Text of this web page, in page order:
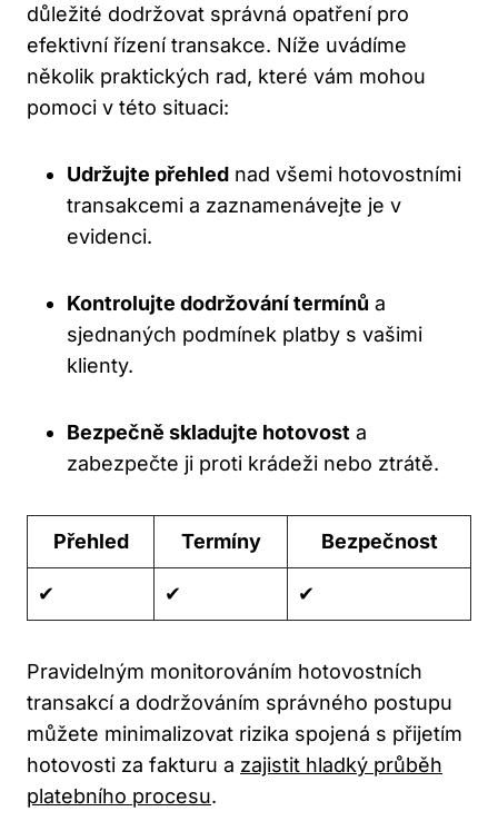
důležité dodržovat správná opatření pro
efektivní řízení transakce. Níže uvádíme
několik praktických rad, které vám mohou
pomoci v této situaci:
Udržujte přehled nad všemi hotovostními
transakcemi a zaznamenávejte je v
evidenci.
Kontrolujte dodržování termínů a
sjednaných podmínek platby s vašimi
klienty.
Bezpečně skladujte hotovost a
zabezpečte ji proti krádeži nebo ztrátě.
Přehled Termíny Bezpečnost
✔︎ ✔︎ ✔︎
Pravidelným monitorováním hotovostních
transakcí a dodržováním správného postupu
můžete minimalizovat rizika spojená s přijetím
hotovosti za fakturu a zajistit hladký průběh
platebního procesu.